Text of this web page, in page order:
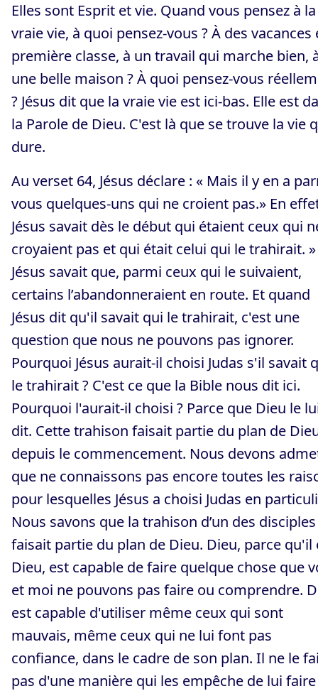
Elles sont Esprit et vie. Quand vous pensez à la
vraie vie, à quoi pensez-vous ? À des vacances
première classe, à un travail qui marche bien,
une belle maison ? À quoi pensez-vous
? Jésus dit que la vraie vie est ici-bas. Elle est
la Parole de Dieu. C'est là que se trouve la vie
dure.
Au verset 64, Jésus déclare : « Mais il y en a
vous quelques-uns qui ne croient pas.» En
Jésus savait dès le début qui étaient ceux qui
croyaient pas et qui était celui qui le trahirait. »
Jésus savait que, parmi ceux qui le suivaient,
certains l’abandonneraient en route. Et quand
Jésus dit qu'il savait qui le trahirait, c'est une
question que nous ne pouvons pas ignorer.
Pourquoi Jésus aurait-il choisi Judas s'il savait
le trahirait ? C'est ce que la Bible nous dit ici.
Pourquoi l'aurait-il choisi ? Parce que Dieu le
dit. Cette trahison faisait partie du plan de
depuis le commencement. Nous devons
que ne connaissons pas encore toutes les
pour lesquelles Jésus a choisi Judas en
Nous savons que la trahison d’un des disciples
faisait partie du plan de Dieu. Dieu, parce qu'il
Dieu, est capable de faire quelque chose que
et moi ne pouvons pas faire ou comprendre.
est capable d'utiliser même ceux qui sont
mauvais, même ceux qui ne lui font pas
confiance, dans le cadre de son plan. Il ne le
pas d'une manière qui les empêche de lui faire